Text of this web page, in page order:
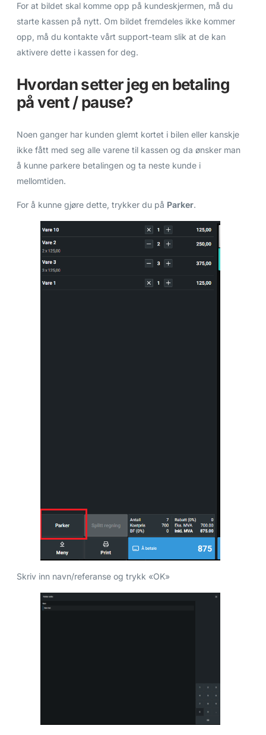
For at bildet skal komme opp på kundeskjermen, må du
starte kassen på nytt. Om bildet fremdeles ikke kommer
opp, må du kontakte vårt support-team slik at de kan
aktivere dette i kassen for deg.
Hvordan setter jeg en betaling
på vent / pause?
Noen ganger har kunden glemt kortet i bilen eller kanskje
ikke fått med seg alle varene til kassen og da ønsker man
å kunne parkere betalingen og ta neste kunde i
mellomtiden.
For å kunne gjøre dette, trykker du på Parker.
Skriv inn navn/referanse og trykk «OK»